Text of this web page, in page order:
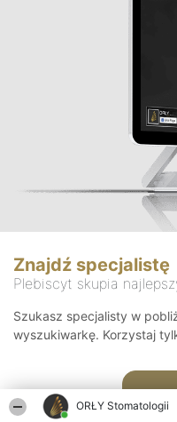
ORŁY Stomatologii
Znajdź specjalistę
Plebiscyt skupia
Szukasz specjalisty w
wyszukiwarkę. Korzystaj